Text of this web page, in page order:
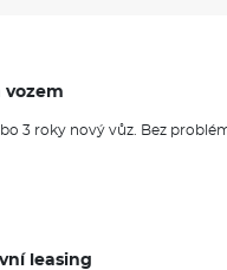
- VÝBAVA A
vozem
3 roky nový vůz. Bez
leasing